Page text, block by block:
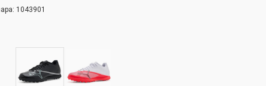
1043901